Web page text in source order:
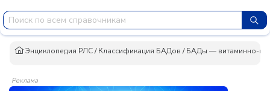
Энциклопедия РЛС/Классификация БАДов /БАДы — витаминно-
Реклама